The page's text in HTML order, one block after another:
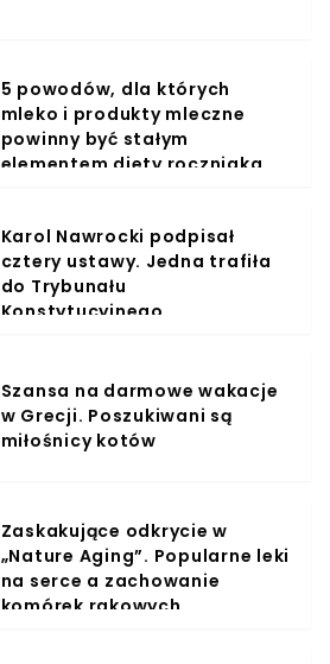
5 powodów, dla których
mleko i produkty mleczne
powinny być stałym
elementem diety roczniaka
Karol Nawrocki podpisał
cztery ustawy. Jedna trafiła
do Trybunału
Konstytucyjnego
Szansa na darmowe wakacje
w Grecji. Poszukiwani są
miłośnicy kotów
Zaskakujące odkrycie w
„Nature Aging”. Popularne leki
na serce a zachowanie
komórek rakowych